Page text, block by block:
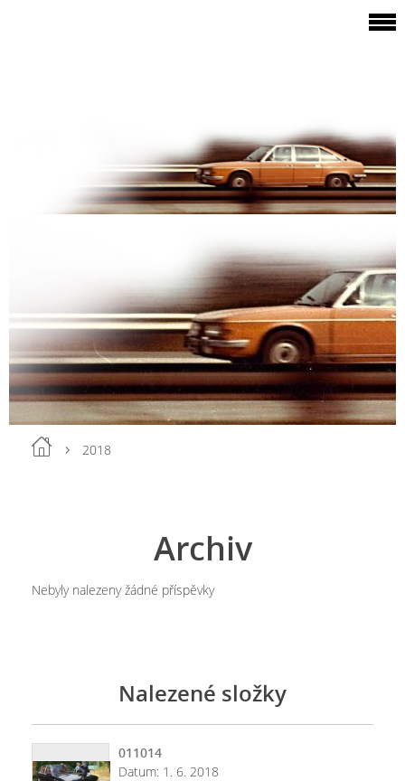
2018
Archiv
Nebyly nalezeny žádné příspěvky
Nalezené složky
011014
Datum: 1. 6. 2018